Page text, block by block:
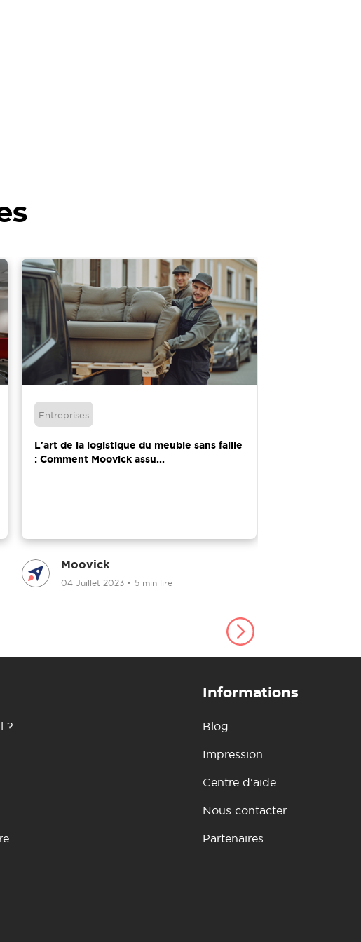
Entreprises
L'art de la logistique du meuble sans faille
: Comment Moovick assu...
Moovick
04 Juillet 2023 • 5 min lire
?
Informations
Blog
Impression
Centre d'aide
Nous contacter
Partenaires